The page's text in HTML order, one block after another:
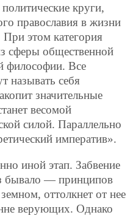
круги,
православия в жизни
При этом категория
сферы общественной
философии. Все
называть себя
значительные
весомой
силой. Параллельно
императив».
иной этап. Забвение
бывало — принципов
оттолкнет от нее
верующих. Однако